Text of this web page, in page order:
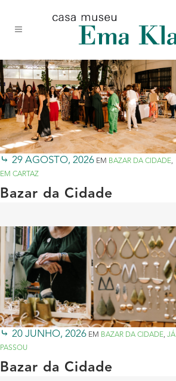
conteúdo
navegação
site
29 AGOSTO, 2026 EM BAZAR DA CIDADE,
EM CARTAZ
Bazar da Cidade
20 JUNHO, 2026 EM BAZAR DA CIDADE, JÁ
PASSOU
Bazar da Cidade